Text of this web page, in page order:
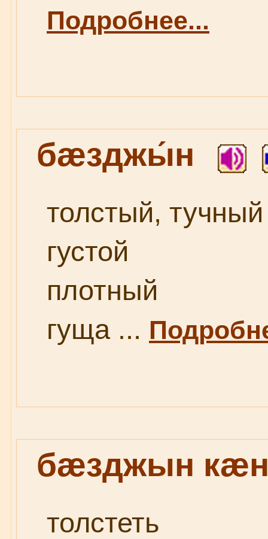
Подробнее...
бæзджы́н
толстый, тучный
густой
плотный
гуща ...
бæзджын
толстеть